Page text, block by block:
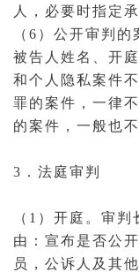
人
，必要时指定
（6）公开审判
被告人姓名、开
和个人隐私案件
罪的案件，一律
的案件，一般也
3．法庭审判
（1）开庭。审判
由：宣布是否公
员，公诉人 及其